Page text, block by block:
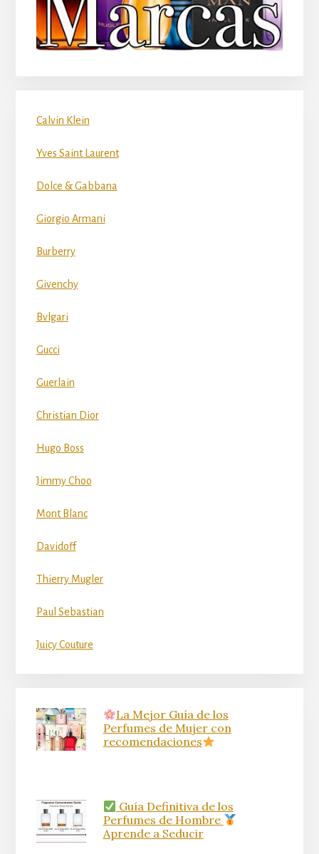
Calvin Klein
Yves Saint Laurent
Dolce & Gabbana
Giorgio Armani
Burberry
Givenchy
Bvlgari
Gucci
Guerlain
Christian Dior
Hugo Boss
Jimmy Choo
Mont Blanc
Davidoff
Thierry Mugler
Paul Sebastian
Juicy Couture
La Mejor Guía de los
Perfumes de Mujer con
recomendaciones
Guía Definitiva de los
Perfumes de Hombre
Aprende a Seducir